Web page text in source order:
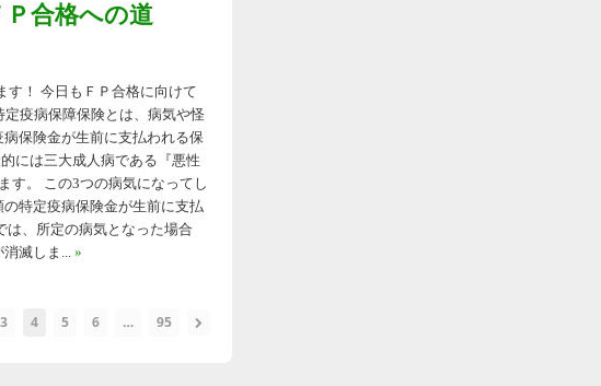
Ｐ合格への道
す！ 今日もＦＰ合格に向けて
定疫病保障保険とは、病気や怪
保険金が生前に支払われる保
には三大成人病である『悪性
す。 この3つの病気になってし
特定疫病保険金が生前に支払
は、所定の病気となった場合
滅しま... »
3 4 5 6 … 95